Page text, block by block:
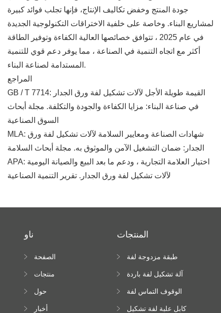
جودة المنتج وخفض تكاليف الإنتاج، فإنها تجلب فوائد كبيرة
لمشاريع البناء. وخاصة على خلفية الاختراقات التكنولوجية الجديدة
في عام 2025 ، تتوافق خصائصها العالية الكفاءة وتوفير الطاقة
أكثر مع اتجاه التنمية في الصناعة ، مما يوفر دعم قوي للتنمية
المستدامة لصناعة البناء.
المراجع
GB / T 7714: القيمة طويلة الأجل لآلات تشكيل لفة ورق الجدار
في صناعة البناء: مزايا الكفاءة والجودة والتكلفة. مجلة أبحاث
السوق الصناعية
MLA: شهادات الصناعة ومعايير السلامة لآلات تشكيل لفة ورق
الجدار: ضمان التشغيل الآمن والموثوق به. مجلة أبحاث السلامة
APA: اختيار العلامة التجارية ، ودعم ما بعد البيع والصيانة اليومية
لآلات تشكيل لفة ورق الجدار. تقرير التنمية الصناعية
ناو
الصفحة
منتجات
حول
أخبار
المنتجات
طبقة مزدوجة لفة
آلة تشكيل لفة باردة
الوقوف التماس لفة
كابل علبة لفة تشكيل